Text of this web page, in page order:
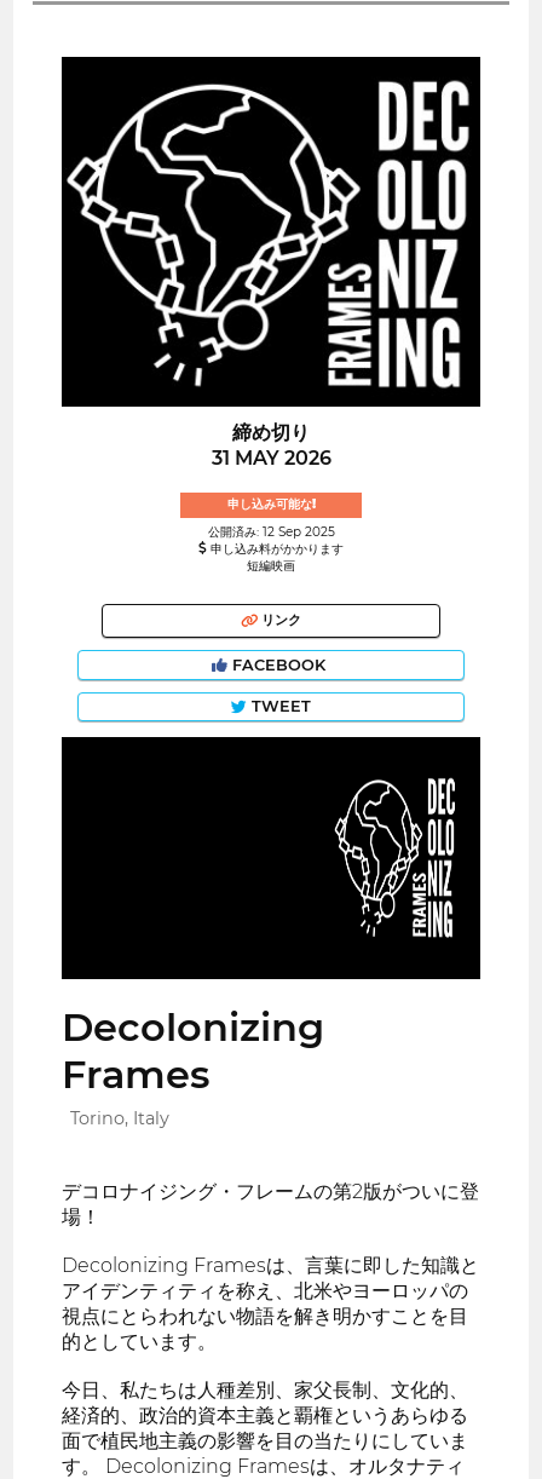
締め切り
31 MAY 2026
申し込み可能な!
公開済み: 12 Sep 2025
申し込み料がかかります
短編映画
リンク
FACEBOOK
TWEET
Decolonizing
Frames
Torino, Italy
デコロナイジング・フレームの第2版がついに登
場！
Decolonizing Framesは、言葉に即した知識と
アイデンティティを称え、北米やヨーロッパの
視点にとらわれない物語を解き明かすことを目
的としています。
今日、私たちは人種差別、家父長制、文化的、
経済的、政治的資本主義と覇権というあらゆる
面で植民地主義の影響を目の当たりにしていま
す。 Decolonizing Framesは、オルタナティ